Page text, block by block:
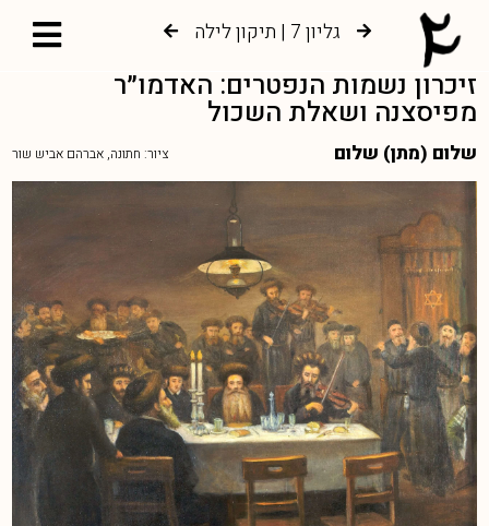
גליון 7 | תיקון לילה
זיכרון נשמות הנפטרים: האדמו״ר
מפיסצנה ושאלת השכול
שלום (מתן) שלום ציור: חתונה, אברהם אביש שור